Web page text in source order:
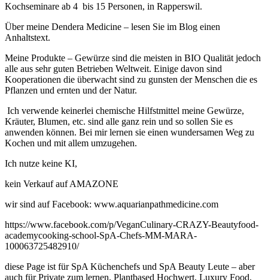
Kochseminare ab 4 bis 15 Personen, in Rapperswil.
Über meine Dendera Medicine – lesen Sie im Blog einen
Anhaltstext.
Meine Produkte – Gewürze sind die meisten in BIO Qualität jedoch
alle aus sehr guten Betrieben Weltweit. Einige davon sind
Kooperationen die überwacht sind zu gunsten der Menschen die es
Pflanzen und ernten und der Natur.
Ich verwende keinerlei chemische Hilfstmittel meine Gewürze,
Kräuter, Blumen, etc. sind alle ganz rein und so sollen Sie es
anwenden können. Bei mir lernen sie einen wundersamen Weg zu
Kochen und mit allem umzugehen.
Ich nutze keine KI,
kein Verkauf auf AMAZONE
wir sind auf Facebook: www.aquarianpathmedicine.com
https://www.facebook.com/p/VeganCulinary-CRAZY-Beautyfood-
academycooking-school-SpA-Chefs-MM-MARA-
100063725482910/
diese Page ist für SpA Küchenchefs und SpA Beauty Leute – aber
auch für Private zum lernen. Plantbased Hochwert. Luxury Food.